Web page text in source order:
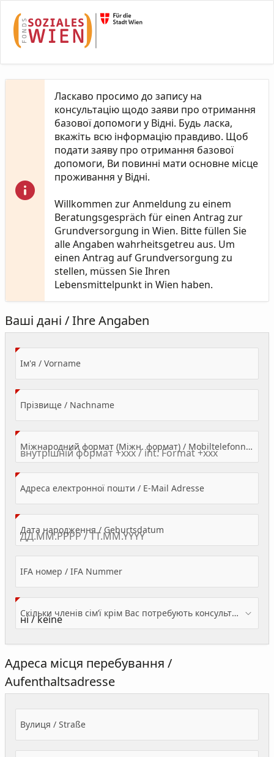
Ласкаво просимо до запису на
консультацію щодо заяви про отримання
базової допомоги у Відні. Будь ласка,
вкажіть всю інформацію правдиво. Щоб
подати заяву про отримання базової
допомоги, Ви повинні мати основне місце
проживання у Відні.
Willkommen zur Anmeldung zu einem
Beratungsgespräch für einen Antrag zur
Grundversorgung in Wien. Bitte füllen Sie
alle Angaben wahrheitsgetreu aus. Um
einen Antrag auf Grundversorgung zu
stellen, müssen Sie Ihren
Lebensmittelpunkt in Wien haben.
Ваші дані / Ihre Angaben
Ім'я / Vorname(Value Required)
Прізвище / Nachname(Value Required)
Міжнародний формат (Міжн. формат) / Mobiltelefonnummer
Адреса електронної пошти / E-Mail Adresse(Value Required)
Дата народження / Geburtsdatum
IFA номер / IFA Nummer
Скільки членів сім’ї крім Вас потребують консультації? / Wieviele Familienmitglieder brauchen Beratung - zusätzlich zu Ihnen?
Адреса місця перебування /
Aufenthaltsadresse
Вулиця / Straße